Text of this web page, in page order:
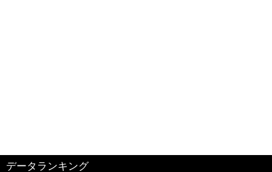
データランキング